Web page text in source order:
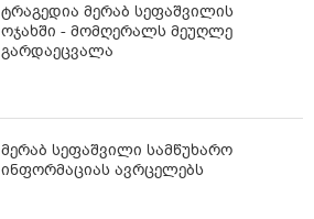
ტრაგედია მერაბ სეფაშვილის
ოჯახში - მომღერალს მეუღლე
გარდაეცვალა
მერაბ სეფაშვილი სამწუხარო
ინფორმაციას ავრცელებს